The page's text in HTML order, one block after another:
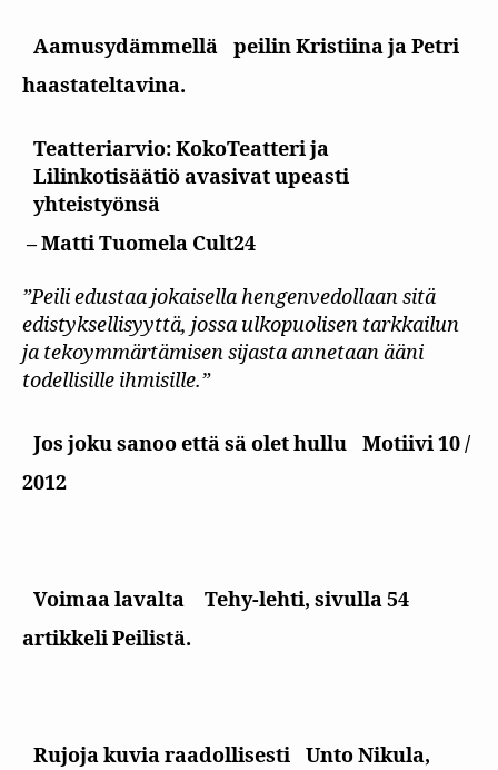
Aamusydämmellä
peilin Kristiina ja Petri
haastateltavina.
Teatteriarvio: KokoTeatteri ja
Lilinkotisäätiö avasivat upeasti
yhteistyönsä
– Matti Tuomela Cult24
”Peili edustaa jokaisella hengenvedollaan sitä
edistyksellisyyttä, jossa ulkopuolisen tarkkailun
ja tekoymmärtämisen sijasta annetaan ääni
todellisille ihmisille.”
Jos joku sanoo että sä olet hullu
Motiivi 10 /
2012
Voimaa lavalta
Tehy-lehti, sivulla 54
artikkeli Peilistä.
Rujoja kuvia raadollisesti
Unto Nikula,